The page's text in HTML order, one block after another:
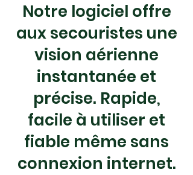
Notre logiciel offre
aux secouristes une
vision aérienne
instantanée et
précise. Rapide,
facile à utiliser et
fiable même sans
connexion internet.